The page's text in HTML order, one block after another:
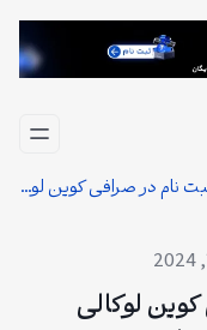
آموزش ثبت نام در صرافی کوین لوکالی Coinlocally با ایمیل
لوکالی